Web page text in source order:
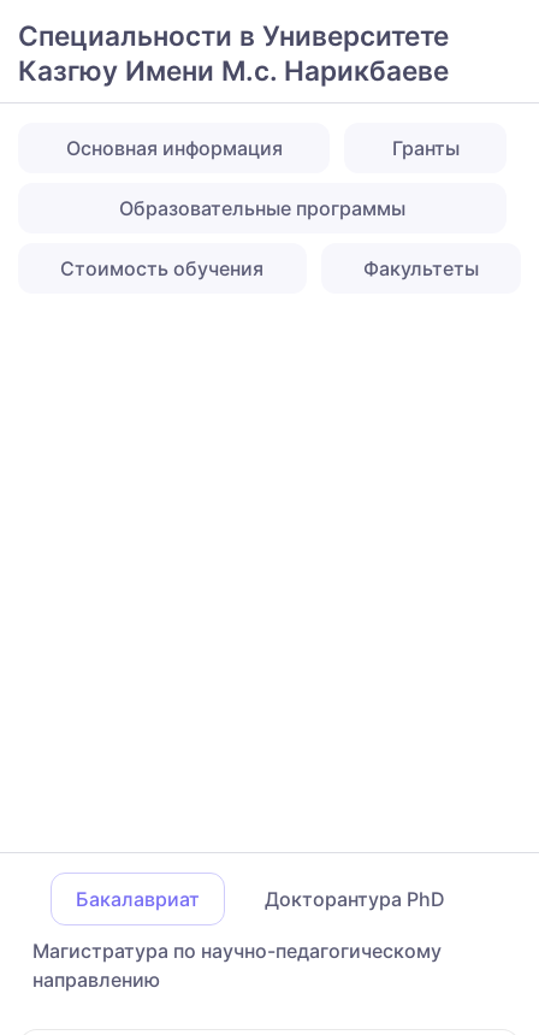
Специальности в Университете
Казгюу Имени М.с. Нарикбаеве
Основная информация Гранты
Образовательные программы
Стоимость обучения Факультеты
Бакалавриат Докторантура PhD
Магистратура по научно-педагогическому
направлению